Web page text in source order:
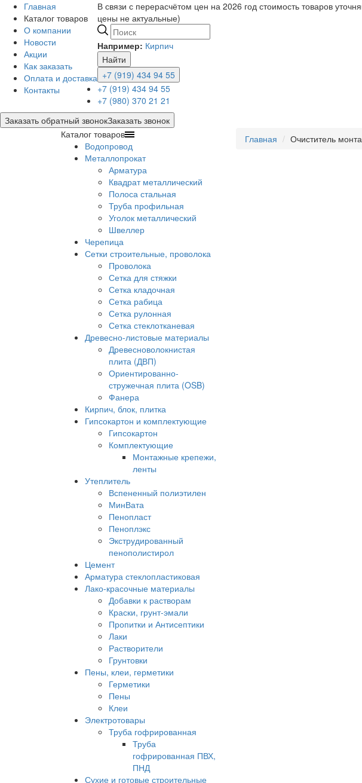
Главная
Каталог товаров
О компании
Новости
Акции
Как заказать
Оплата и доставка
Контакты
В связи с перерасчётом цен на 2026 год стоимость товаров
цены не актуальные)
Например: Кирпич
Найти
+7 (919) 434 94 55
+7 (919) 434 94 55
+7 (980) 370 21 21
Заказать обратный звонокЗаказать звонок
Каталог товаров
Водопровод
Металлопрокат
Арматура
Квадрат металлический
Полоса стальная
Труба профильная
Уголок металлический
Швеллер
Черепица
Сетки строительные, проволока
Проволока
Сетка для стяжки
Сетка кладочная
Сетка рабица
Сетка рулонная
Сетка стеклотканевая
Древесно-листовые материалы
Древесноволокнистая
плита (ДВП)
Ориентированно-
стружечная плита (OSB)
Фанера
Кирпич, блок, плитка
Гипсокартон и комплектующие
Гипсокартон
Комплектующие
Монтажные крепежи,
ленты
Утеплитель
Вспененный полиэтилен
МинВата
Пенопласт
Пеноплэкс
Экструдированный
пенополистирол
Цемент
Арматура стеклопластиковая
Лако-красочные материалы
Добавки к растворам
Краски, грунт-эмали
Пропитки и Антисептики
Лаки
Растворители
Грунтовки
Пены, клеи, герметики
Герметики
Пены
Клеи
Электротовары
Труба гофрированная
Труба
гофрированная ПВХ,
ПНД
Сухие и готовые строительные
Главная Очиститель